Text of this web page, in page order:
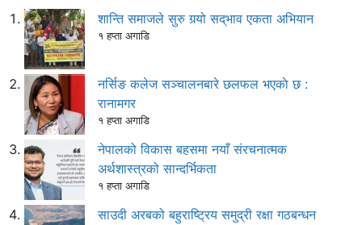
शान्ति समाजले सुरु गर्‍यो सद्‌भाव एकता अभियान
१ हप्ता अगाडि
नर्सिङ कलेज सञ्चालनबारे छलफल भएकाे छ :
रानामगर
१ हप्ता अगाडि
नेपालको विकास बहसमा नयाँ संरचनात्मक
अर्थशास्त्रको सान्दर्भिकता
१ हप्ता अगाडि
साउदी अरबको बहुराष्ट्रिय समुद्री रक्षा गठबन्धन